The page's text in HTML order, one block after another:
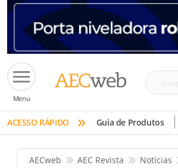
Menu
Busque
tinta,
etc
ACESSO RÁPIDO » Guia de Produtos
AECweb AEC Revista Notícias